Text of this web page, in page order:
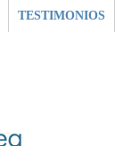
TESTIMONIOS